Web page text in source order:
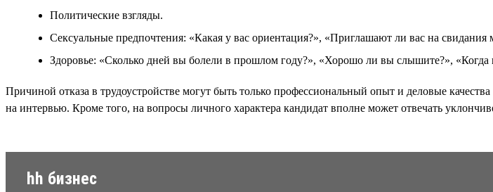
Политические взгляды.
Сексуальные предпочтения: «Какая у вас ориентация?», «Приглашают ли вас на
Здоровье: «Сколько дней вы болели в прошлом году?», «Хорошо ли вы слышите?», «Когда
Причиной отказа в трудоустройстве могут быть только профессиональный опыт и деловые
на интервью. Кроме того, на вопросы личного характера кандидат вполне может отвечать
hh бизнес